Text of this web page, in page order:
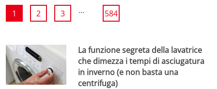
1 2 3 ... 584
La funzione segreta della lavatrice
che dimezza i tempi di asciugatura
in inverno (e non basta una
centrifuga)